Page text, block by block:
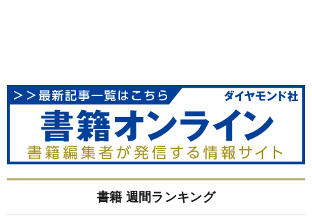
書籍 週間ランキング